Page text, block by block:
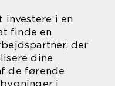
i en
finde en
der
dine
de førende
i